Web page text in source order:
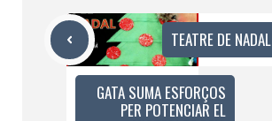
TEATRE DE NADAL
GATA SUMA ESFORÇOS
PER POTENCIAR EL